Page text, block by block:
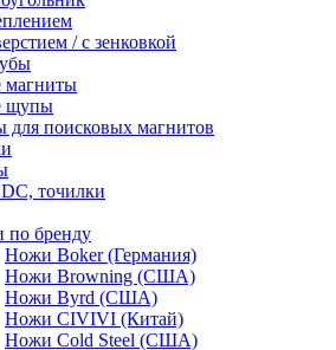
/ с зенковкой
магниты
щупы
для поисковых магнитов
точилки
бренду
Ножи Boker (Германия)
Ножи Browning (США)
Ножи Byrd (США)
Ножи CIVIVI (Китай)
Ножи Cold Steel (США)